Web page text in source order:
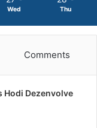
Wed Thu
Comments
Hodi Dezenvolve